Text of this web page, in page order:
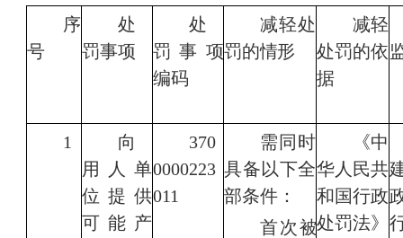
序
号
处
罚事项
处
罚事项
编码
减轻处
罚的情形
减轻
处罚的依
据
1
向
用人单
位提供
可能产
370
0000223
011
需同时
具备以下全
部条件：
首次被
《中
华人民共
和国行政
处罚法》